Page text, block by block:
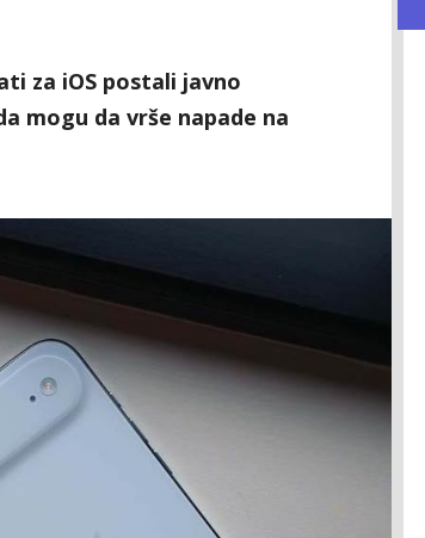
za iOS postali javno
mogu da vrše napade na